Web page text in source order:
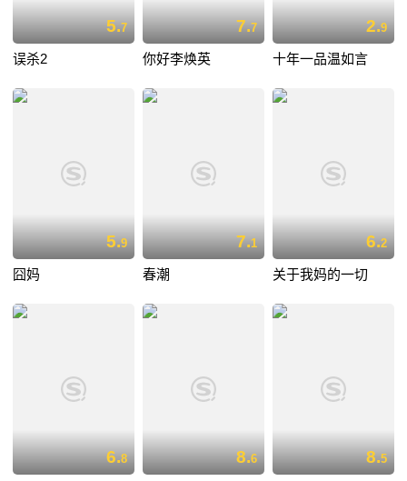
5.7
误杀2
7.7
你好李焕英
2.9
十年一品温如言
5.9
囧妈
7.1
春潮
6.2
关于我妈的一切
6.8 8.6 8.5